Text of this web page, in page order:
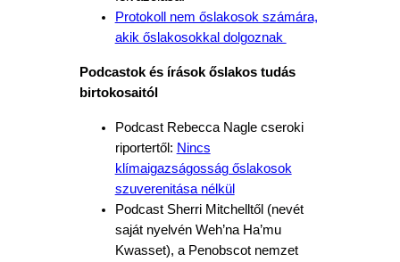
Protokoll nem őslakosok számára,
akik őslakosokkal dolgoznak
Podcastok és írások őslakos tudás
birtokosaitól
Podcast Rebecca Nagle cseroki
riportertől: Nincs
klímaigazságosság őslakosok
szuverenitása nélkül
Podcast Sherri Mitchelltől (nevét
saját nyelvén Weh’na Ha’mu
Kwasset), a Penobscot nemzet